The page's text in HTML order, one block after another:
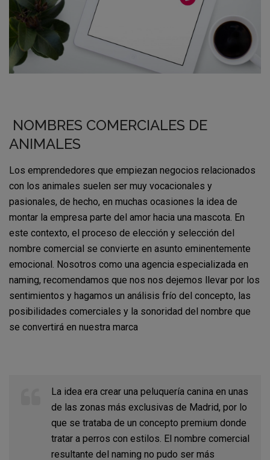
NOMBRES COMERCIALES DE
ANIMALES
Los emprendedores que empiezan negocios relacionados
con los animales suelen ser muy vocacionales y
pasionales, de hecho, en muchas ocasiones la idea de
montar la empresa parte del amor hacia una mascota. En
este contexto, el proceso de elección y selección del
nombre comercial se convierte en asunto eminentemente
emocional. Nosotros como una agencia especializada en
naming, recomendamos que nos nos dejemos llevar por los
sentimientos y hagamos un análisis frío del concepto, las
posibilidades comerciales y la sonoridad del nombre que
se convertirá en nuestra marca
La idea era crear una peluquería canina en unas
de las zonas más exclusivas de Madrid, por lo
que se trataba de un concepto premium donde
tratar a perros con estilos. El nombre comercial
resultante del naming no pudo ser más